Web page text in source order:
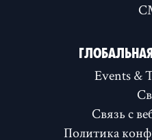
Events &
Связь с
Политика